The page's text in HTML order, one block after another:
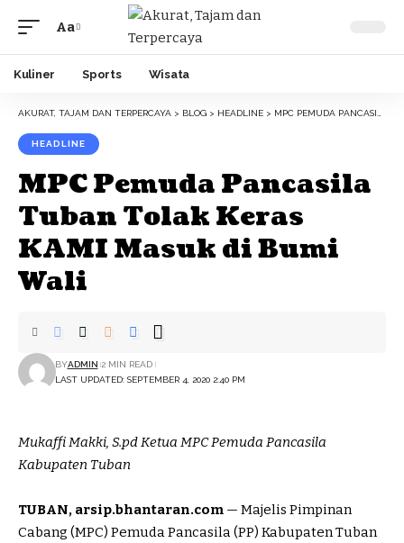
Font
Resizer
Aa
Kuliner Sports Wisata
AKURAT, TAJAM DAN TERPERCAYA > BLOG > HEADLINE > MPC PEMUDA PANCASILA TUBAN TOLAK KERAS KAMI MASUK DI BUMI WALI
HEADLINE
MPC Pemuda Pancasila
Tuban Tolak Keras
KAMI Masuk di Bumi
Wali
LAST UPDATED: SEPTEMBER 4, 2020 2:40 PM
BYADMIN 2 MIN READ
Mukaffi Makki, S.pd Ketua MPC Pemuda Pancasila
Kabupaten Tuban
TUBAN, arsip.bhantaran.com — Majelis Pimpinan
Cabang (MPC) Pemuda Pancasila (PP) Kabupaten Tuban